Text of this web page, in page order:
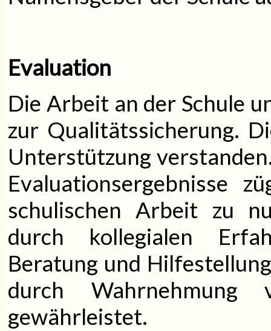
Evaluation
Die Arbeit an der Schule
zur Qualitätssicherung.
Unterstützung
Evaluationsergebnisse
schulischen Arbeit zu
durch kollegialen
Beratung und
durch Wahrnehmung
gewährleistet.